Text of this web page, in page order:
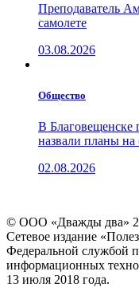
Преподаватель
самолете
03.08.2026
Общество
В Благовещенске
назвали планы
02.08.2026
© ООО «Дважды два»
Сетевое издание
Федеральной службой
информационных
13 июля 2018 года.